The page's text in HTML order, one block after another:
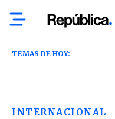
TEMAS DE HOY:
INTERNACIONAL